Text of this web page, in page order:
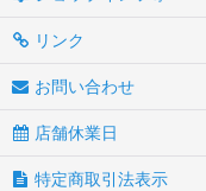
リンク
お問い合わせ
店舗休業日
特定商取引法表示